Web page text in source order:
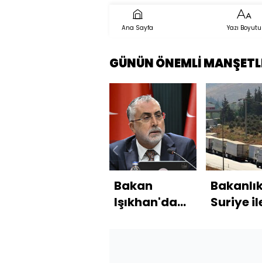
Ana Sayfa Yazı Boyutu
GÜNÜN ÖNEMLİ
Bakan
Işıkhan'dan
Suriye